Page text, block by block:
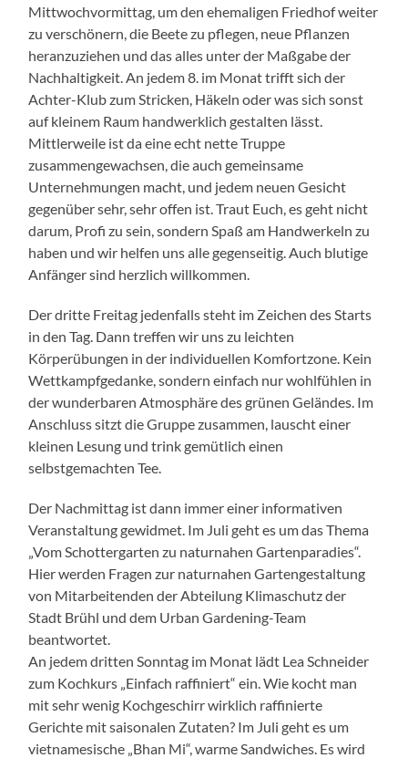
Mittwochvormittag, um den ehemaligen Friedhof weiter
zu verschönern, die Beete zu pflegen, neue Pflanzen
heranzuziehen und das alles unter der Maßgabe der
Nachhaltigkeit. An jedem 8. im Monat trifft sich der
Achter-Klub zum Stricken, Häkeln oder was sich sonst
auf kleinem Raum handwerklich gestalten lässt.
Mittlerweile ist da eine echt nette Truppe
zusammengewachsen, die auch gemeinsame
Unternehmungen macht, und jedem neuen Gesicht
gegenüber sehr, sehr offen ist. Traut Euch, es geht nicht
darum, Profi zu sein, sondern Spaß am Handwerkeln zu
haben und wir helfen uns alle gegenseitig. Auch blutige
Anfänger sind herzlich willkommen.
Der dritte Freitag jedenfalls steht im Zeichen des Starts
in den Tag. Dann treffen wir uns zu leichten
Körperübungen in der individuellen Komfortzone. Kein
Wettkampfgedanke, sondern einfach nur wohlfühlen in
der wunderbaren Atmosphäre des grünen Geländes. Im
Anschluss sitzt die Gruppe zusammen, lauscht einer
kleinen Lesung und trink gemütlich einen
selbstgemachten Tee.
Der Nachmittag ist dann immer einer informativen
Veranstaltung gewidmet. Im Juli geht es um das Thema
„Vom Schottergarten zu naturnahen Gartenparadies“.
Hier werden Fragen zur naturnahen Gartengestaltung
von Mitarbeitenden der Abteilung Klimaschutz der
Stadt Brühl und dem Urban Gardening-Team
beantwortet.
An jedem dritten Sonntag im Monat lädt Lea Schneider
zum Kochkurs „Einfach raffiniert“ ein. Wie kocht man
mit sehr wenig Kochgeschirr wirklich raffinierte
Gerichte mit saisonalen Zutaten? Im Juli geht es um
vietnamesische „Bhan Mi“, warme Sandwiches. Es wird